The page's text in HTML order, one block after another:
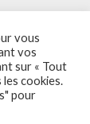
vous
vos
sur « Tout
cookies.
pour